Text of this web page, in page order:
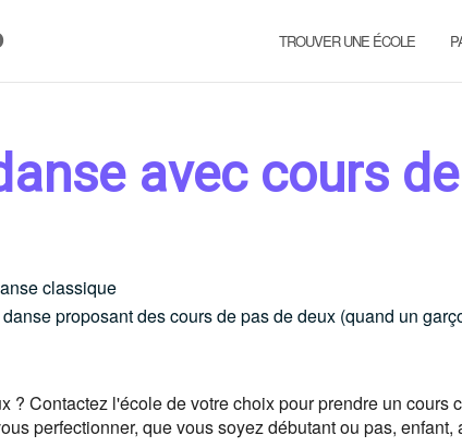
TROUVER UNE ÉCOLE
avec cours
classique
proposant des cours de pas de deux (quand un
? Contactez l'école de votre choix pour prendre un cours
perfectionner, que vous soyez débutant ou pas, enfant,